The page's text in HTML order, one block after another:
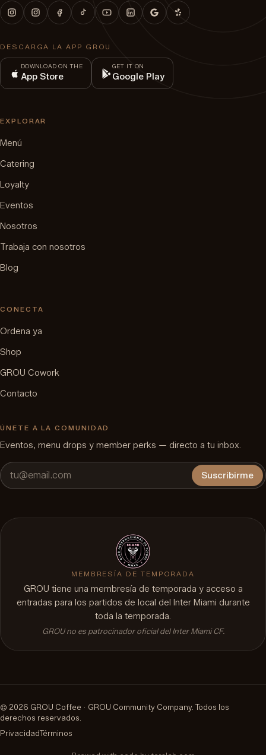
DESCARGA LA APP GROU
DOWNLOAD ON THE
App Store
GET IT ON
Google Play
EXPLORAR
Menú
Catering
Loyalty
Eventos
Nosotros
Trabaja con nosotros
Blog
CONECTA
Ordena ya
Shop
GROU Cowork
Contacto
ÚNETE A LA COMUNIDAD
Eventos, menu drops y member perks — directo a tu inbox.
Suscribirme
MEMBRESÍA DE TEMPORADA
GROU tiene una membresía de temporada y acceso a
entradas para los partidos de local del Inter Miami durante
toda la temporada.
GROU no es patrocinador oficial del Inter Miami CF.
© 2026 GROU Coffee · GROU Community Company. Todos los
derechos reservados.
PrivacidadTérminos